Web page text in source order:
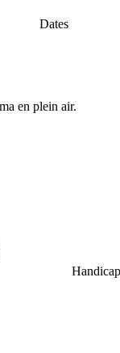
Dates
en plein air.